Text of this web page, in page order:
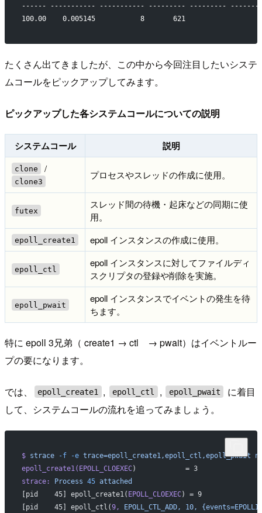
------ ----------- ----------- --------- ---------
100.00    0.005145           8       621
たくさん出てきましたが、この中から今回注目したいシステ
ムコールをピックアップしてみます。
ピックアップした各システムコールについての説明
システムコール 説明
clone /
clone3
プロセスやスレッドの作成に使用。
futex
スレッド間の待機・起床などの同期に使
用。
epoll_create1 epoll インスタンスの作成に使用。
epoll_ctl
epoll インスタンスに対してファイルディ
スクリプタの登録や削除を実施。
epoll_pwait
epoll インスタンスでイベントの発生を待
ちます。
特に epoll 3兄弟（ create1 → ctl → pwait）はイベントルー
プの要になります。
では、 epoll_create1 , epoll_ctl , epoll_pwait
に着目
して、システムコールの流れを追ってみましょう。
$ strace -f -e trace=epoll_create1,epoll_ctl,epoll_pwait
epoll_create1(EPOLL_CLOEXEC)            = 3
strace:
Process 45 attached
[pid    45] epoll_create1( EPOLL_CLOEXEC) = 9
[pid    45] epoll_ctl(9, EPOLL_CTL_ADD, 10,